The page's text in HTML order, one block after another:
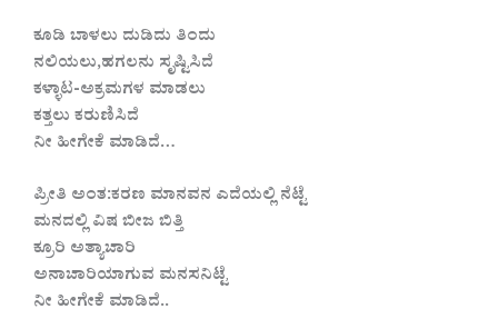
ಕೂಡಿ ಬಾಳಲು ದುಡಿದು ತಿಂದು
ನಲಿಯಲು,ಹಗಲನು ಸೃಷ್ಟಿಸಿದೆ
ಕಳ್ಳಾಟ-ಅಕ್ರಮಗಳ ಮಾಡಲು
ಕತ್ತಲು ಕರುಣಿಸಿದೆ
ನೀ ಹೀಗೇಕೆ ಮಾಡಿದೆ…
ಪ್ರೀತಿ ಅಂತ:ಕರಣ ಮಾನವನ ಎದೆಯಲ್ಲಿ ನೆಟ್ಟೆ
ಮನದಲ್ಲಿ ವಿಷ ಬೀಜ ಬಿತ್ತಿ
ಕ್ರೂರಿ ಅತ್ಯಾಚಾರಿ
ಅನಾಚಾರಿಯಾಗುವ ಮನಸನಿಟ್ಟೆ
ನೀ ಹೀಗೇಕೆ ಮಾಡಿದೆ..